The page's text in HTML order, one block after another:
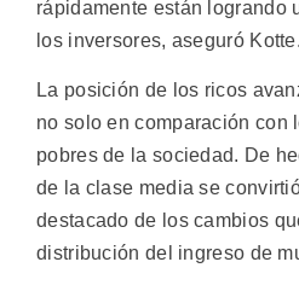
rápidamente están logrando
los inversores, aseguró Kotte.
La posición de los ricos
no solo en comparación con
pobres de la sociedad. De
de la clase media se
destacado de los cambios
distribución del ingreso de